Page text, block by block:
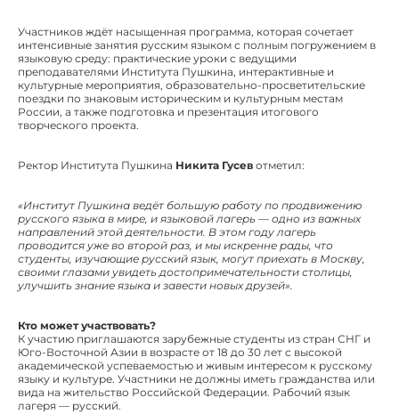
Участников ждёт насыщенная программа, которая сочетает
интенсивные занятия русским языком с полным погружением в
языковую среду: практические уроки с ведущими
преподавателями Института Пушкина, интерактивные и
культурные мероприятия, образовательно-просветительские
поездки по знаковым историческим и культурным местам
России, а также подготовка и презентация итогового
творческого проекта.
Ректор Института Пушкина Никита Гусев отметил:
«Институт Пушкина ведёт большую работу по продвижению
русского языка в мире, и языковой лагерь — одно из важных
направлений этой деятельности. В этом году лагерь
проводится уже во второй раз, и мы искренне рады, что
студенты, изучающие русский язык, могут приехать в Москву,
своими глазами увидеть достопримечательности столицы,
улучшить знание языка и завести новых друзей».
Кто может участвовать?
К участию приглашаются зарубежные студенты из стран СНГ и
Юго-Восточной Азии в возрасте от 18 до 30 лет с высокой
академической успеваемостью и живым интересом к русскому
языку и культуре. Участники не должны иметь гражданства или
вида на жительство Российской Федерации. Рабочий язык
лагеря — русский.